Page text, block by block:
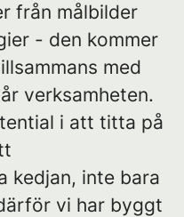
från målbilder
- den kommer
med
verksamheten.
i att titta på
kedjan, inte bara
vi har byggt